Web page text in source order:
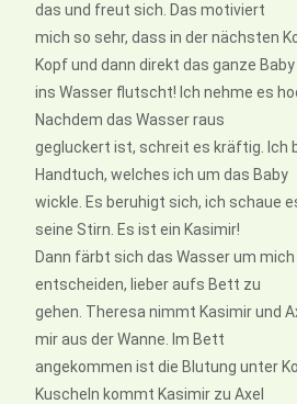
das und freut sich. Das motiviert
mich so sehr, dass in der nächsten
Kopf und dann direkt das ganze Baby
ins Wasser flutscht! Ich nehme es
Nachdem das Wasser raus
gegluckert ist, schreit es kräftig. Ich
Handtuch, welches ich um das Baby
wickle. Es beruhigt sich, ich schaue
seine Stirn. Es ist ein Kasimir!
Dann färbt sich das Wasser um
entscheiden, lieber aufs Bett zu
gehen. Theresa nimmt Kasimir und
mir aus der Wanne. Im Bett
angekommen ist die Blutung unter
Kuscheln kommt Kasimir zu Axel